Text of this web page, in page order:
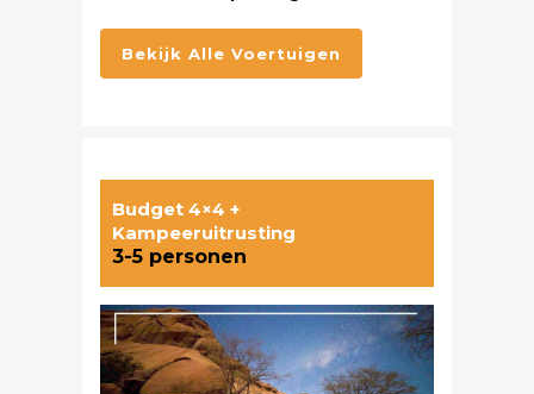
Bekijk Alle Voertuigen
Budget 4×4 +
Kampeeruitrusting
3-5 personen